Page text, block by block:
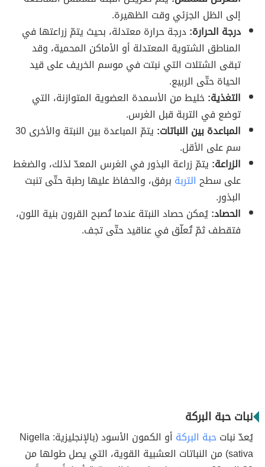
إلى الظل الجزئي وقت الظهيرة.
درجة الحرارة:درجة حرارة معتدلة، بحيث يتمّ زراعتها في
المناطق الشتوية المعتدلة أو الأماكن المحمية، وقد
تبقى الشتلات التي نبتت في موسم الخريف على قيد
الحياة حتّى الربيع.
التغذية:خليط من الأسمدة العضوية المتوازنة، التي
توضع في التربة قبل الغرس.
المباعدة بين النباتات:
يتمّ المباعدة بين النبتة والأخرى 30
سم على الأقل.
الزراعة: يتمّ زراعة البذور في الغرس المعدّ لذلك، والضغط
على سطح التربة برفق، والحفاظ عليها رطبة حتّى تنبت
البذور.
الحصاد:يُمكن حصاد النبتة عندما تُصبح القرون بنية اللون،
فتقطف ثمّ تُعلّق في عناقيد حتّى تجف.
نبات حبة البركة
يُعدّ نباتحبة البركة
أو الكمون الأسود (بالإنجليزية: Nigella
sativa) من النباتات العشبية القوية، التي يصل طولها من